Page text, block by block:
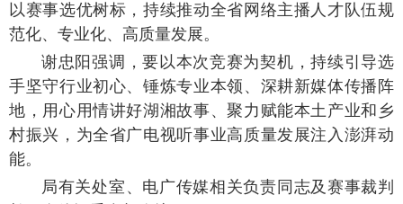
以赛事选优树标 ，持续推动全省网络主播人才队伍规
范化、专业化、高质量发展。
谢忠阳强调，要以本次竞赛为契机，持续引导选
手坚守行业初心、锤炼专业本领 、 深耕新媒体传播阵
地， 用心用情讲好湖湘故事、聚力赋能本土产业和 乡
村振兴，为全省广电视听事业高质量发展注入澎湃动
能。
局有关处室、电广传媒相关负责同志及赛事裁判